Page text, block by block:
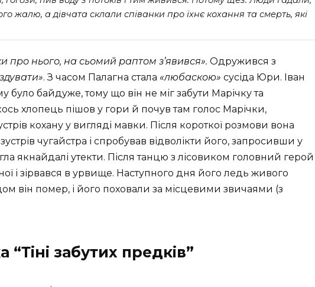
жалю, а дівчата склали співанки про їхнє кохання та смерть, які
про нього, на сьомий раптом з’явився». Одружився з
. З часом Палагна стала «любаскою» сусіда Юри. Іван
було байдуже, тому що він не міг забути Марічку та
хлопець пішов у гори й почув там голос Марічки,
кохану у вигляді мавки. Після короткої розмови вона
чугайстра і спробував відволікти його, запросивши у
якнайдалі утекти. Після танцю з лісовиком головний герой
і зірвався в урвище. Наступного дня його ледь живого
він помер, і його поховали за місцевими звичаями (з
забутих предків”